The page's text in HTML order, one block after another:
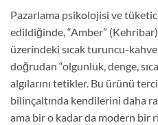
Pazarlama psikolojisi ve tüketici
edildiğinde, “Amber”
üzerindeki sıcak turuncu-
doğrudan “olgunluk, denge,
algılarını tetikler. Bu ürünü
bilinçaltında kendilerini daha
ama bir o kadar da modern bir